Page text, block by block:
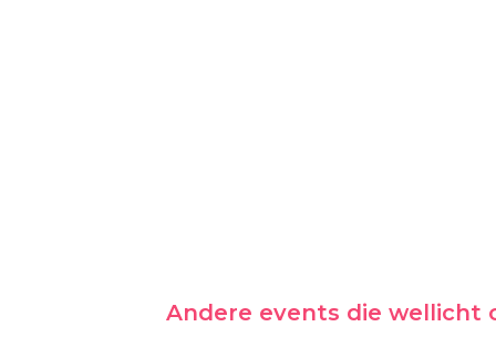
Andere events die wellicht